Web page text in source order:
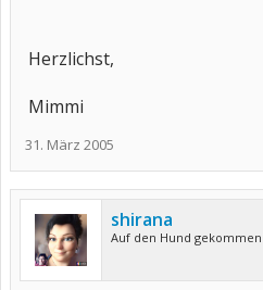
Herzlichst,
Mimmi
31. März 2005
shirana
Auf den Hund